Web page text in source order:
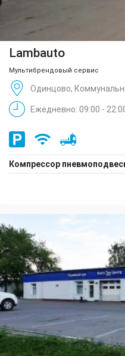
Lambauto
Мультибрендовый сервис
Одинцово,
Ежедневно: 09:00 -
Компрессор